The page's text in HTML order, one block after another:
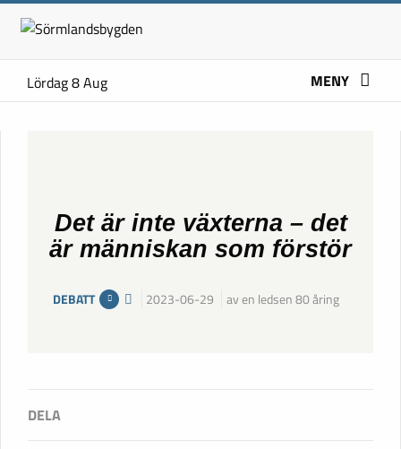
Lördag 8 Aug MENY
Det är inte växterna – det
är människan som förstör
DEBATT 2023-06-29 av en ledsen 80 åring